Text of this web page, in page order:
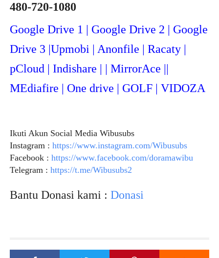
480-720-1080
Google Drive 1 | Google Drive 2 | Google
Drive 3 |Upmobi | Anonfile | Racaty |
pCloud | Indishare | | MirrorAce ||
MEdiafire | One drive | GOLF | VIDOZA
Ikuti Akun Social Media Wibusubs
Instagram : https://www.instagram.com/Wibusubs
Facebook : https://www.facebook.com/doramawibu
Telegram : https://t.me/Wibusubs2
Bantu Donasi kami : Donasi